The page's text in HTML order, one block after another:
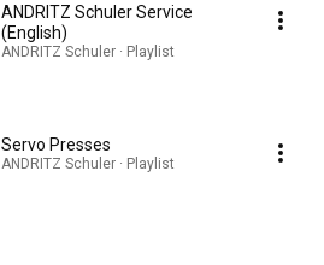
ANDRITZ Schuler Service
(English)
ANDRITZ Schuler · Playlist
Servo Presses
ANDRITZ Schuler · Playlist